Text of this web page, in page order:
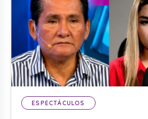
ESPECTÁCULOS